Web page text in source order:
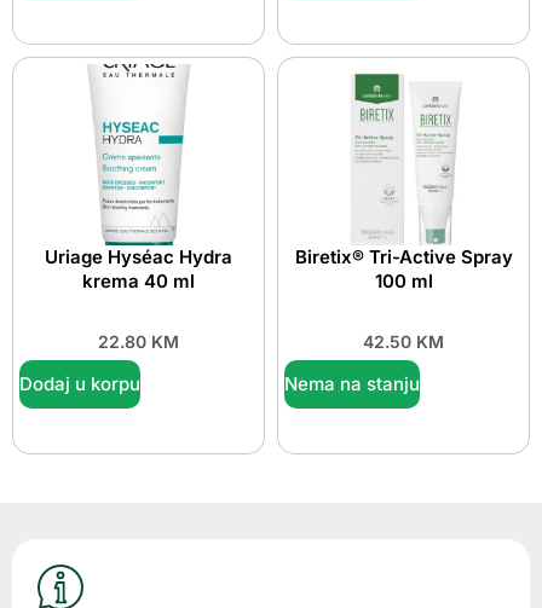
Uriage Hyséac Hydra
krema 40 ml
22.80 KM
Dodaj u korpu
Biretix® Tri-Active Spray
100 ml
42.50 KM
Nema na stanju